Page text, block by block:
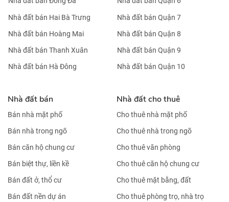
Nhà đất bán Hai Bà Trưng
Nhà đất bán Hoàng Mai
Nhà đất bán Thanh Xuân
Nhà đất bán Hà Đông
Nhà đất bán Quận 7
Nhà đất bán Quận 8
Nhà đất bán Quận 9
Nhà đất bán Quận 10
Nhà đất bán
Bán nhà mặt phố
Bán nhà trong ngõ
Bán căn hộ chung cư
Bán biệt thự, liền kề
Bán đất ở, thổ cư
Bán đất nền dự án
Nhà đất cho thuê
Cho thuê nhà mặt phố
Cho thuê nhà trong ngõ
Cho thuê văn phòng
Cho thuê căn hộ chung cư
Cho thuê mặt bằng, đất
Cho thuê phòng trọ, nhà trọ